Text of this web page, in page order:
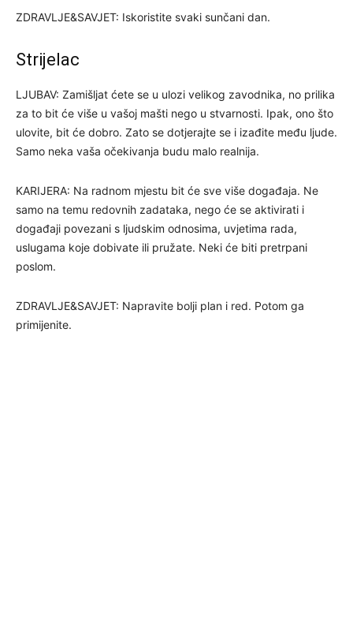
ZDRAVLJE&SAVJET: Iskoristite svaki sunčani dan.
Strijelac
LJUBAV: Zamišljat ćete se u ulozi velikog zavodnika, no prilika
za to bit će više u vašoj mašti nego u stvarnosti. Ipak, ono što
ulovite, bit će dobro. Zato se dotjerajte se i izađite među ljude.
Samo neka vaša očekivanja budu malo realnija.
KARIJERA: Na radnom mjestu bit će sve više događaja. Ne
samo na temu redovnih zadataka, nego će se aktivirati i
događaji povezani s ljudskim odnosima, uvjetima rada,
uslugama koje dobivate ili pružate. Neki će biti pretrpani
poslom.
ZDRAVLJE&SAVJET: Napravite bolji plan i red. Potom ga
primijenite.